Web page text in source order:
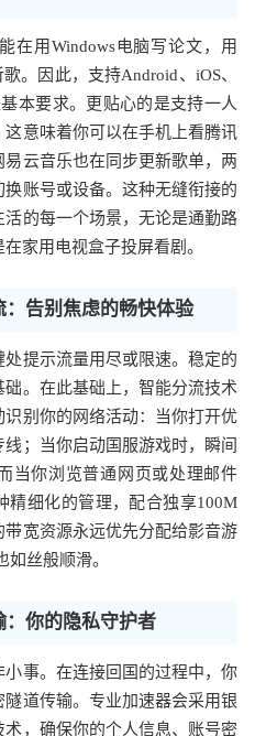
在用Windows电脑写论文，用
。因此，支持Android、iOS、
本要求。更贴心的是支持一人
意味着你可以在手机上看腾讯
云音乐也在同步更新歌单，两
账号或设备。这种无缝衔接的
的每一个场景，无论是通勤路
家用电视盒子投屏看剧。
告别焦虑的畅快体验
提示流量用尽或限速。稳定的
。在此基础上，智能分流技术
识别你的网络活动：当你打开优
；当你启动国服游戏时，瞬间
当你浏览普通网页或处理邮件
精细化的管理，配合独享100M
宽资源永远优先分配给影音游
丝般顺滑。
你的隐私守护者
事。在连接回国的过程中，你
道传输。专业加速器会采用银
，确保你的个人信息、账号密